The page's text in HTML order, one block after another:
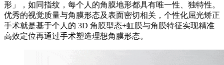
形」，如同指纹，每个人的角膜地形都具有唯一性、独特性。
优秀的视觉质量与角膜形态及表面密切相关，个性化屈光矫正
手术就是基于个人的 3D 角膜型态+虹膜与角膜特征实现精准
高效定位再通过手术塑造理想角膜形态。